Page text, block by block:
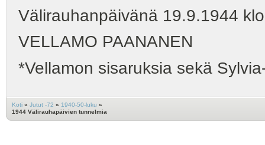
Välirauhanpäivänä 19.9.1944
VELLAMO PAANANEN
*Vellamon sisaruksia sekä
Koti » Jutut -72 » 1940-50-luku »
1944 Välirauhapäivien tunnelmia